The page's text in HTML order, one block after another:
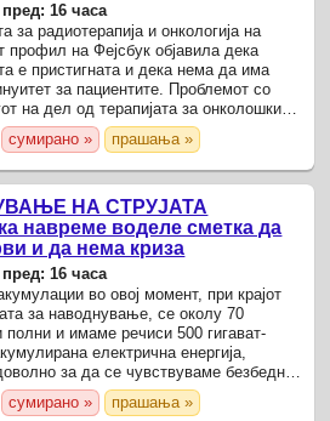
пред: 16 часа
за радиотерапија и онкологија на
профил на Фејсбук објавила дека
е пристигната и дека нема да има
за пациентите. Проблемот со
на дел од терапијата за онколошките
во моментот е надминат.
сумирано » прашања »
НА СТРУЈАТА
навреме воделе сметка да
и да нема криза
пред: 16 часа
во овој момент, при крајот
за наводнување, се околу 70
полни и имаме речиси 500 гигават-
електрична енергија,
за да се чувствуваме безбедни,
да немаме предизвик во делот на
за ...
сумирано » прашања »